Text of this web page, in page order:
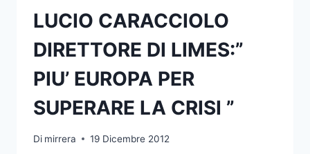
SENATO
ACCADEMICO
LUCIO CARACCIOLO
DIRETTORE DI LIMES:”
PIU’ EUROPA PER
SUPERARE LA CRISI ”
Di mirrera 19 Dicembre 2012